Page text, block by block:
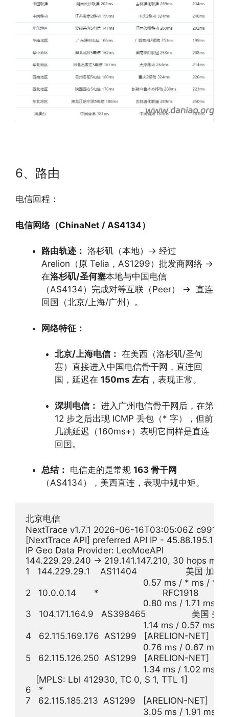
6、路由
电信回程：
电信网络（ChinaNet / AS4134）
路由轨迹： 洛杉矶（本地） → 经过
Arelion（原 Telia，AS1299）批发商网络 →
在洛杉矶/圣何塞本地与中国电信
（AS4134）完成对等互联（Peer） → 直连
回国（北京/上海/广州）。
网络特征：
北京/上海电信： 在美西（洛杉矶/圣何
塞）直接进入中国电信骨干网，直连回
国，延迟在 150ms 左右，表现正常。
深圳电信： 进入广州电信骨干网后，在第
12 步之后出现 ICMP 丢包（* 字），但前
几跳延迟（160ms+）表明它同样是直连
回国。
总结： 电信走的是常规 163 骨干网
（AS4134），美西直连，表现中规中矩。
北京电信
NextTrace v1.7.1 2026-06-16T03:05:06Z
[NextTrace API] preferred API IP -
IP Geo Data Provider: LeoMoeAPI
144.229.29.240 -> 219.141.147.210, 30 hops
1   144.229.29.1    AS11404                   美国 加
0.57 ms / * ms / *
2   10.0.0.14       *                         RFC1918
0.80 ms / 1.71 ms
3   104.171.164.9   AS398465                  美国 弗
1.14 ms / 0.57 ms
4   62.115.169.176  AS1299   [ARELION-NET]
0.76 ms / 0.67
5   62.115.126.250  AS1299   [ARELION-NET]
1.34 ms / 1.02 ms
    [MPLS: Lbl 412930, TC 0, S 1, TTL 1]
6   *
7   62.115.185.213  AS1299   [ARELION-NET]
3.05 ms / 1.91 ms